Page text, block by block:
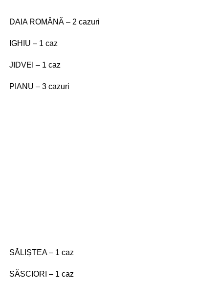
DAIA ROMÂNĂ – 2 cazuri
IGHIU – 1 caz
JIDVEI – 1 caz
PIANU – 3 cazuri
SĂLIȘTEA – 1 caz
SĂSCIORI – 1 caz